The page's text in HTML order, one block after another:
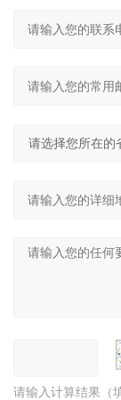
请输入计算结果（